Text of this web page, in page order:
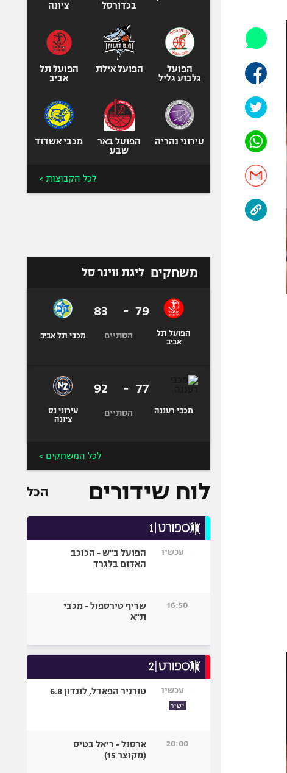
ספורט מוטורי
כדורמים
ספורט אתגרי
ואקסטרים
אומנויות לחימה
בכדורסל
ציונה
הפועל
גלבוע גליל
הפועל אילת
הפועל תל
אביב
עירוני נהריה
הפועל באר
שבע
מכבי אשדוד
לכל הקבוצות >
משחקים ליגת ווינר סל
הפועל תל
אביב
79
-
83
הסתיים מכבי תל אביב
מכבי רעננה
77
-
92
הסתיים
עירוני נס
ציונה
לכל המשחקים >
לוח שידורים הכל
עכשיו
הפועל ב"ש - הכוכב
האדום בלגרד
16:50
שריף טירספול - מכבי
ת"א
עכשיו
ישיר
טורניר הפאדל, לונדון 6.8
20:00
ארסנל - ריאל בטיס
(מקוצר 15)